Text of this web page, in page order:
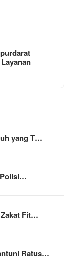
yang T…
Polisi…
Zakat Fit…
Ratus…